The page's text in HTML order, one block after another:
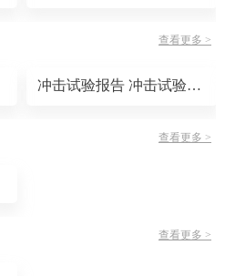
查看更多 >
冲击试验报告 冲击试验标准
查看更多 >
查看更多 >